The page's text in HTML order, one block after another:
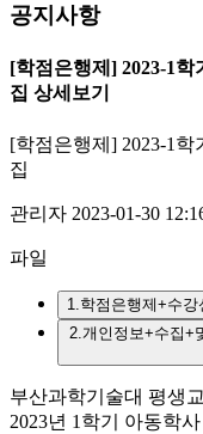
공지사항
[학점은행제] 2023-1
집 상세보기
[학점은행제] 2023-1
집
관리자 2023-01-30
파일
1.학점은행제+수강
2.개인정보+수집+
부산과학기술대 평생
2023년 1학기 아동학